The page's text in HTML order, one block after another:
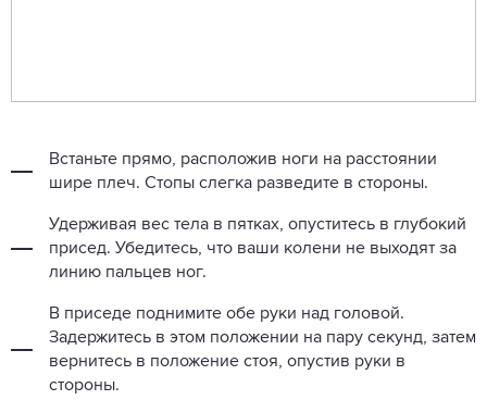
Встаньте прямо, расположив ноги на расстоянии
шире плеч. Стопы слегка разведите в стороны.
Удерживая вес тела в пятках, опуститесь в глубокий
присед. Убедитесь, что ваши колени не выходят за
линию пальцев ног.
В приседе поднимите обе руки над головой.
Задержитесь в этом положении на пару секунд, затем
вернитесь в положение стоя, опустив руки в
стороны.